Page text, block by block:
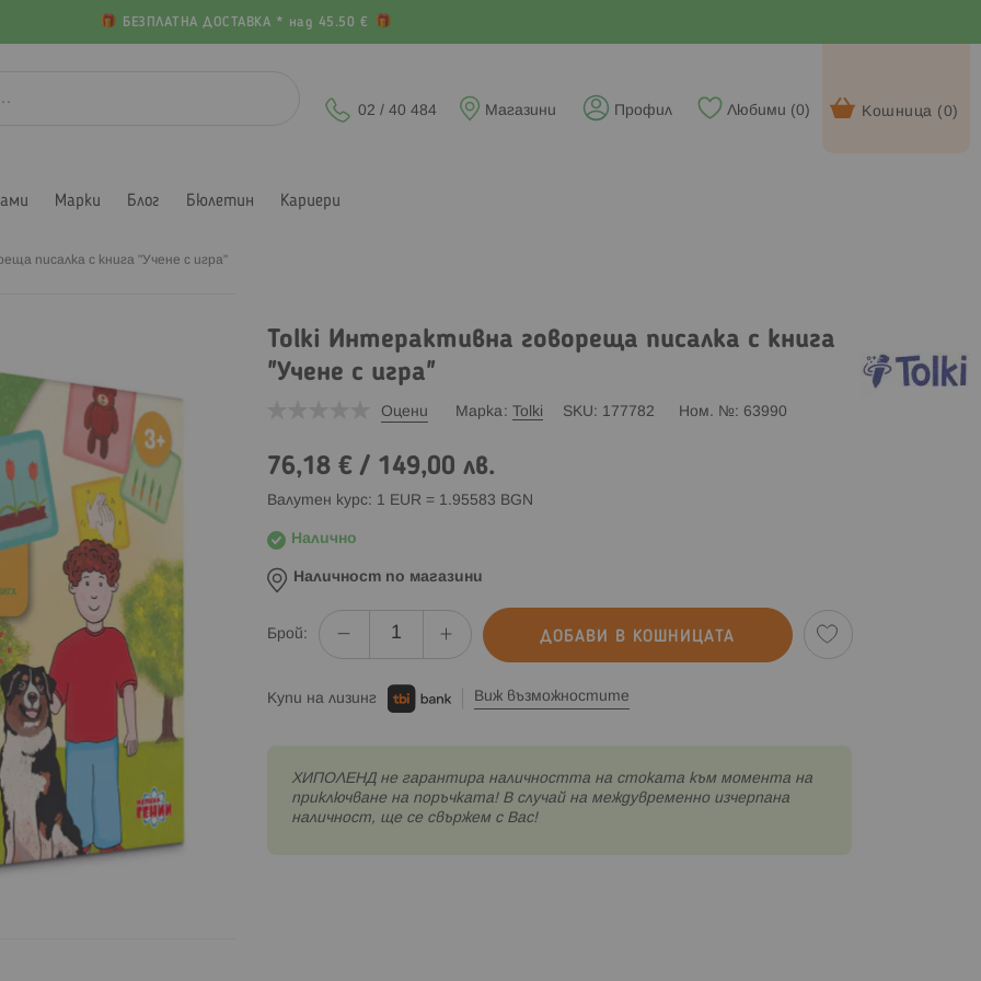
БЕЗПЛАТНА ДОСТАВКА * над 45.50 €
Кошница (0)
Любими (0)
Профил
Магазини
02 / 40 484
Марки Блог Бюлетин Кариери
писалка с книга "Учене с игра"
Tolki Интерактивна говореща писалка с книга
"Учене с игра"
Оцени Марка Tolki SKU 177782 Ном. № 63990
76,18 €/ 149,00 лв.
Валутен курс: 1 EUR = 1.95583 BGN
Налично
Наличност по магазини
Брой: ДОБАВИ В КОШНИЦАТА
Купи на лизинг Виж възможностите
XИПОЛЕНД не гарантира наличността на стоката към момента на
приключване на поръчката! В случай на междувременно изчерпана
наличност, ще се свържем с Вас!